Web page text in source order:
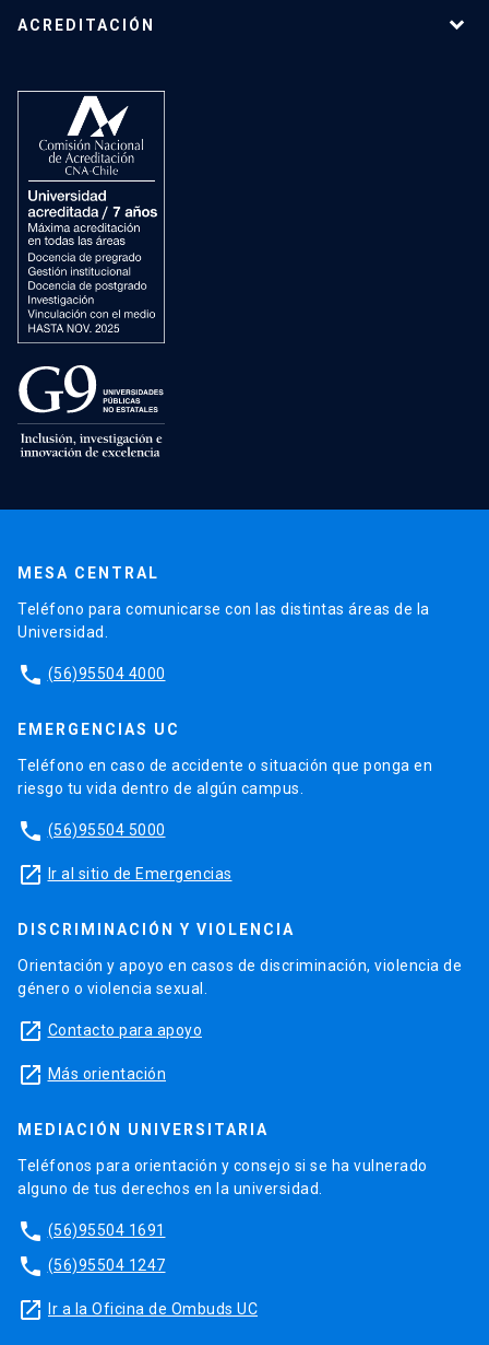
ACREDITACIÓN
MESA CENTRAL
Teléfono para comunicarse con las distintas áreas de la
Universidad.
phone (56)95504 4000
EMERGENCIAS UC
Teléfono en caso de accidente o situación que ponga en
riesgo tu vida dentro de algún campus.
phone (56)95504 5000
launch Ir al sitio de Emergencias
DISCRIMINACIÓN Y VIOLENCIA
Orientación y apoyo en casos de discriminación, violencia de
género o violencia sexual.
launch Contacto para apoyo
launch Más orientación
MEDIACIÓN UNIVERSITARIA
Teléfonos para orientación y consejo si se ha vulnerado
alguno de tus derechos en la universidad.
phone (56)95504 1691
phone (56)95504 1247
launch Ir a la Oficina de Ombuds UC